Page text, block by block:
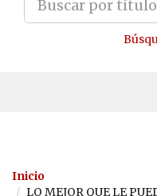
Inicio
LO MEJOR QUE LE